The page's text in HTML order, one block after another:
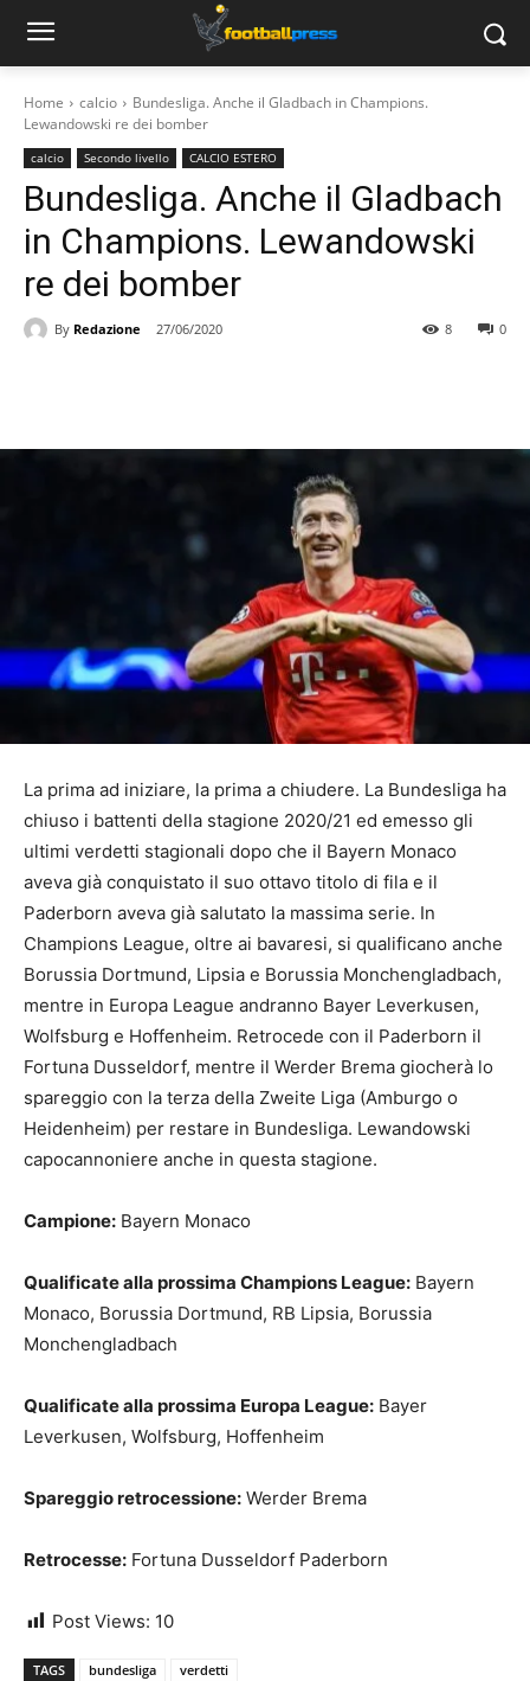
Home calcio
Bundesliga. Anche il Gladbach in Champions.
Lewandowski re dei bomber
calcio Secondo livello CALCIO ESTERO
Bundesliga. Anche il Gladbach
in Champions. Lewandowski
re dei bomber
By Redazione 27/06/2020 0
8
La prima ad iniziare, la prima a chiudere. La Bundesliga ha
chiuso i battenti della stagione 2020/21 ed emesso gli
ultimi verdetti stagionali dopo che il Bayern Monaco
aveva già conquistato il suo ottavo titolo di fila e il
Paderborn aveva già salutato la massima serie. In
Champions League, oltre ai bavaresi, si qualificano anche
Borussia Dortmund, Lipsia e Borussia Monchengladbach,
mentre in Europa League andranno Bayer Leverkusen,
Wolfsburg e Hoffenheim. Retrocede con il Paderborn il
Fortuna Dusseldorf, mentre il Werder Brema giocherà lo
spareggio con la terza della Zweite Liga (Amburgo o
Heidenheim) per restare in Bundesliga. Lewandowski
capocannoniere anche in questa stagione.
Campione: Bayern Monaco
Qualificate alla prossima Champions League: Bayern
Monaco, Borussia Dortmund, RB Lipsia, Borussia
Monchengladbach
Qualificate alla prossima Europa League: Bayer
Leverkusen, Wolfsburg, Hoffenheim
Spareggio retrocessione: Werder Brema
Retrocesse: Fortuna Dusseldorf Paderborn
Post Views: 10
TAGS bundesliga verdetti